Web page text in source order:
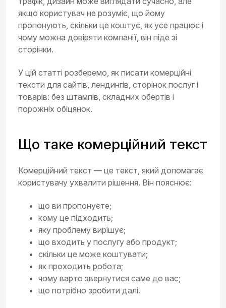
якщо користувач не розуміє, що йому
пропонують, скільки це коштує, як усе працює і
чому можна довіряти компанії, він піде зі
сторінки.
У цій статті розберемо, як писати комерційні
тексти для сайтів, лендингів, сторінок послуг і
товарів: без штампів, складних обертів і
порожніх обіцянок.
Що таке комерційний текст
Комерційний текст — це текст, який допомагає
користувачу ухвалити рішення. Він пояснює:
що ви пропонуєте;
кому це підходить;
яку проблему вирішує;
що входить у послугу або продукт;
скільки це може коштувати;
як проходить робота;
чому варто звернутися саме до вас;
що потрібно зробити далі.